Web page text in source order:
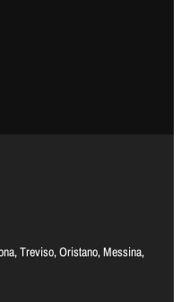
Treviso, Oristano, Messina,